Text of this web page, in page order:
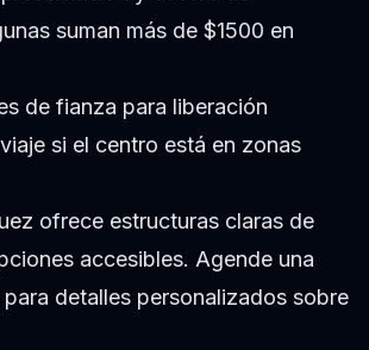
suman más de $1500 en
de fianza para liberación
si el centro está en zonas
ofrece estructuras claras de
accesibles. Agende una
para detalles personalizados sobre